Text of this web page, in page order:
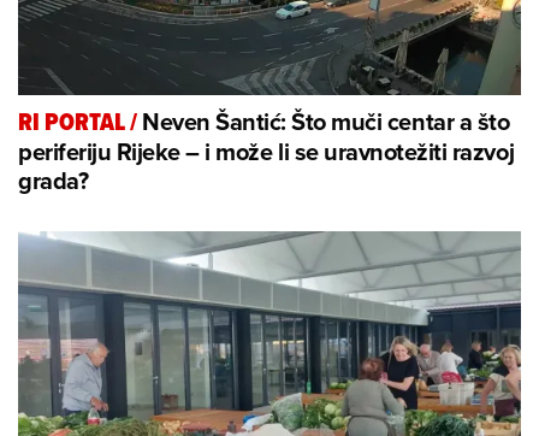
RI PORTAL/Neven Šantić: Što muči centar a što
periferiju Rijeke – i može li se uravnotežiti razvoj
grada?